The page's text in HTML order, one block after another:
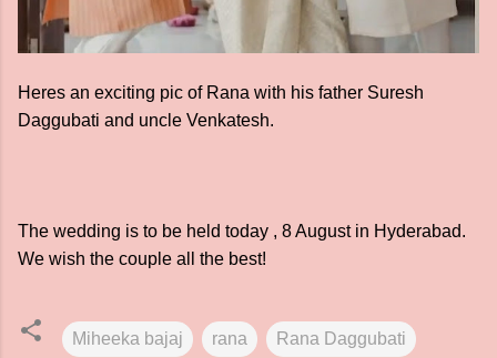
Heres an exciting pic of Rana with his father Suresh
Daggubati and uncle Venkatesh.
The wedding is to be held today , 8 August in Hyderabad.
We wish the couple all the best!
Miheeka bajaj rana Rana Daggubati